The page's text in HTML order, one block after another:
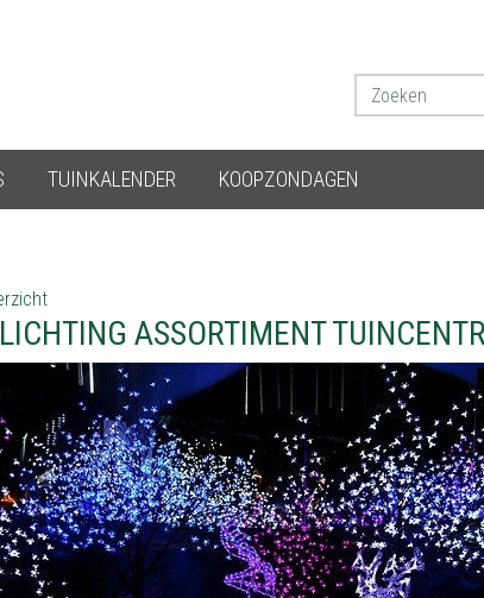
TUINKALENDER KOOPZONDAGEN
ASSORTIMENT